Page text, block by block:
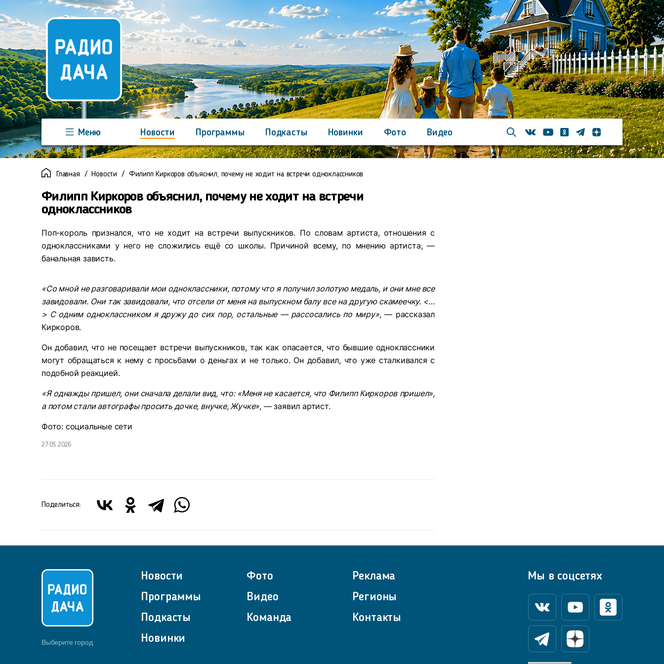
Меню Новости Программы Подкасты Новинки Фото
Видео
Команда
Регионы Реклама Контакты
ВконтактеYoutubeОдноклассники
ТелеграмЯндекс дзен
Главная Новости Филипп Киркоров объяснил, почему не ходит на встречи одноклассников
Филипп Киркоров объяснил, почему не ходит на встречи
одноклассников
Поп-король признался, что не ходит на встречи выпускников. По словам артиста, отношения с
одноклассниками у него не сложились ещё со школы. Причиной всему, по мнению артиста, —
банальная зависть.
«Со мной не разговаривали мои одноклассники, потому что я получил золотую медаль, и они мне все
завидовали. Они так завидовали, что отсели от меня на выпускном балу все на другую скамеечку. <…
> С одним одноклассником я дружу до сих пор, остальные — рассосались по миру», — рассказал
Киркоров.
Он добавил, что не посещает встречи выпускников, так как опасается, что бывшие одноклассники
могут обращаться к нему с просьбами о деньгах и не только. Он добавил, что уже сталкивался с
подобной реакцией.
«Я однажды пришел, они сначала делали вид, что: «Меня не касается, что Филипп Киркоров пришел»,
а потом стали автографы просить дочке, внучке, Жучке», — заявил артист.
Фото: социальные сети
27.05.2026
Поделиться:
Выберите город
Новости
Программы
Подкасты
Новинки
Фото
Видео
Команда
Реклама
Регионы
Контакты
Мы в соцсетях
ВконтактеYoutube Одноклассники
Телеграм Яндекс Дзен